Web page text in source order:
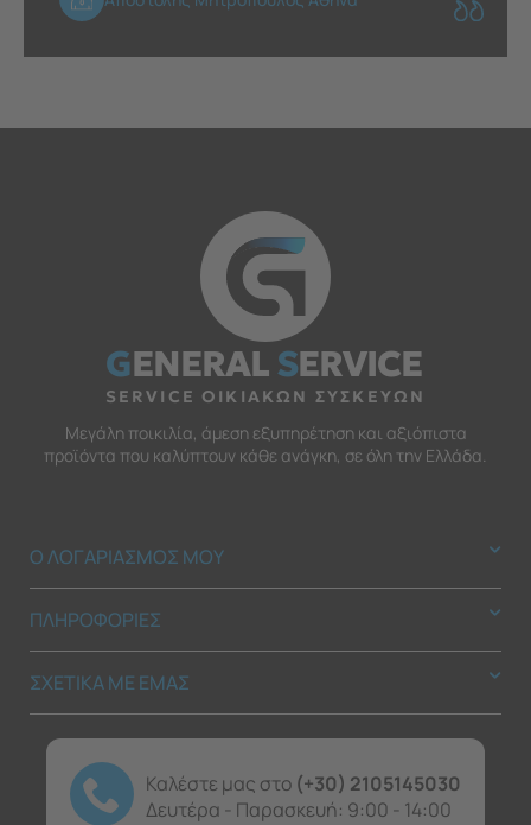
GENERALSERVICE
SERVICE ΟΙΚΙΑΚΩΝ ΣΥΣΚΕΥΩΝ
Μεγάλη ποικιλία, άμεση εξυπηρέτηση και αξιόπιστα
προϊόντα που καλύπτουν κάθε ανάγκη, σε όλη την Ελλάδα.
Ο ΛΟΓΑΡΙΑΣΜΟΣ ΜΟΥ
ΠΛΗΡΟΦΟΡΙΕΣ
ΣΧΕΤΙΚΑ ΜΕ ΕΜΑΣ
Καλέστε μας στο (+30) 2105145030
Δευτέρα - Παρασκευή: 9:00 - 14:00